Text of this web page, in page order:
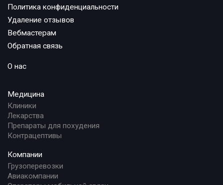
Политика конфиденциальности
Удаление отзывов
Вебмастерам
Обратная связь
О нас
Медицина
Клиники
Лекарства
Препараты для похудения
Контрацептивы
Компании
Грузоперевозки
Авиакомпании